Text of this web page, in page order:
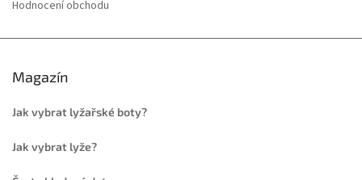
Hodnocení obchodu
Magazín
Jak vybrat lyžařské boty?
Jak vybrat lyže?